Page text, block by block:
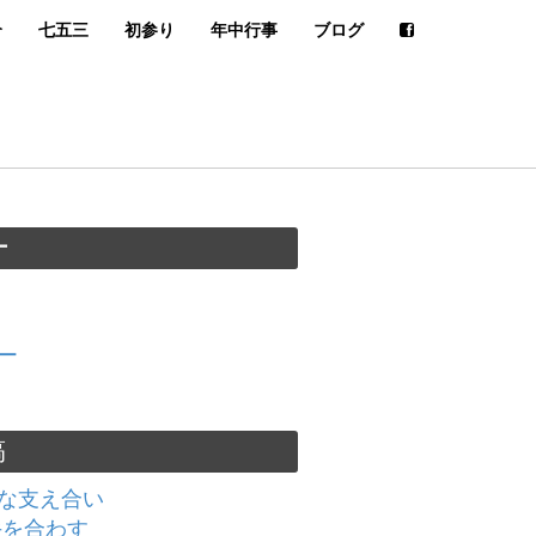
七五三 初参り 年中行事 ブログ
支え合い
合わす